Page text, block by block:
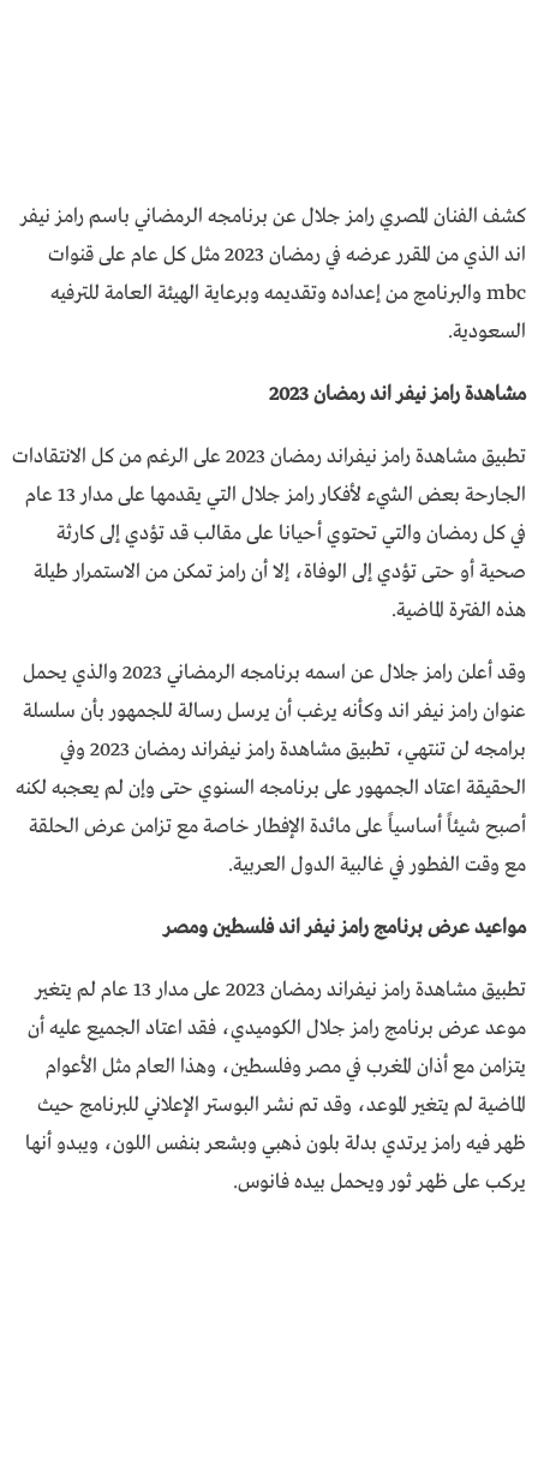
كشف الفنان المصري رامز جلال عن برنامجه الرمضاني باسم رامز نيفر
اند الذي من المقرر عرضه في رمضان 2023 مثل كل عام على قنوات
mbc والبرنامج من إعداده وتقديمه وبرعاية الهيئة العامة للترفيه
السعودية.
مشاهدة رامز نيفر اند رمضان 2023
تطبيق مشاهدة رامز نيفراند رمضان 2023 على الرغم من كل الانتقادات
الجارحة بعض الشيء لأفكار رامز جلال التي يقدمها على مدار 13 عام
في كل رمضان والتي تحتوي أحيانا على مقالب قد تؤدي إلى كارثة
صحية أو حتى تؤدي إلى الوفاة، إلا أن رامز تمكن من الاستمرار طيلة
هذه الفترة الماضية.
وقد أعلن رامز جلال عن اسمه برنامجه الرمضاني 2023 والذي يحمل
عنوان رامز نيفر اند وكأنه يرغب أن يرسل رسالة للجمهور بأن سلسلة
برامجه لن تنتهي، تطبيق مشاهدة رامز نيفراند رمضان 2023 وفي
الحقيقة اعتاد الجمهور على برنامجه السنوي حتى وإن لم يعجبه لكنه
أصبح شيئاً أساسياً على مائدة الإفطار خاصة مع تزامن عرض الحلقة
مع وقت الفطور في غالبية الدول العربية.
مواعيد عرض برنامج رامز نيفر اند فلسطين ومصر
تطبيق مشاهدة رامز نيفراند رمضان 2023 على مدار 13 عام لم يتغير
موعد عرض برنامج رامز جلال الكوميدي، فقد اعتاد الجميع عليه أن
يتزامن مع أذان المغرب في مصر وفلسطين، وهذا العام مثل الأعوام
الماضية لم يتغير الموعد، وقد تم نشر البوستر الإعلاني للبرنامج حيث
ظهر فيه رامز يرتدي بدلة بلون ذهبي وبشعر بنفس اللون، ويبدو أنها
يركب على ظهر ثور ويحمل بيده فانوس.